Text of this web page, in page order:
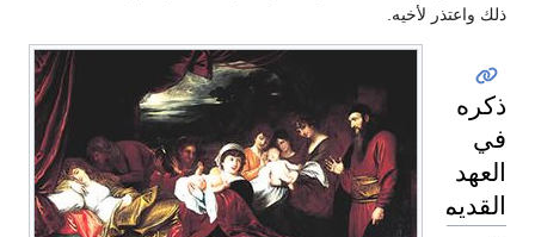
ذلك واعتذر لأخيه.
ذكره
في
العهد
القديم